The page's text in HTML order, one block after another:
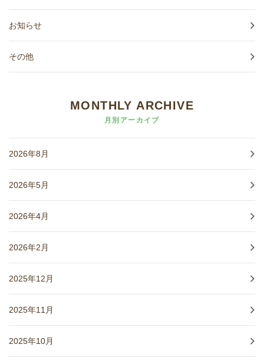
お知らせ
その他
MONTHLY ARCHIVE
月別アーカイブ
2026年8月
2026年5月
2026年4月
2026年2月
2025年12月
2025年11月
2025年10月